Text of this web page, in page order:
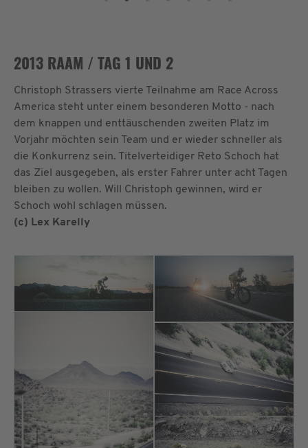
2013 RAAM / TAG 1 UND 2
Christoph Strassers vierte Teilnahme am Race Across
America steht unter einem besonderen Motto - nach
dem knappen und enttäuschenden zweiten Platz im
Vorjahr möchten sein Team und er wieder schneller als
die Konkurrenz sein. Titelverteidiger Reto Schoch hat
das Ziel ausgegeben, als erster Fahrer unter acht Tagen
bleiben zu wollen. Will Christoph gewinnen, wird er
Schoch wohl schlagen müssen.
(c) Lex Karelly